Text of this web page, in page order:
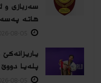
سەربازی
هاتە
پلەیا